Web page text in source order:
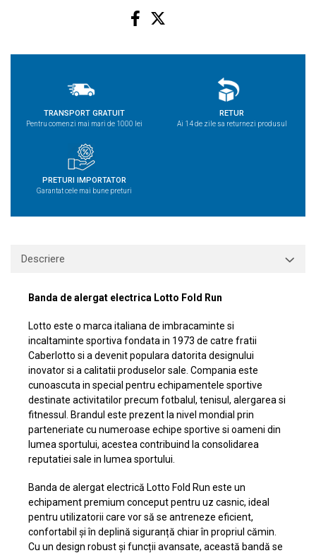
TRANSPORT GRATUIT
Pentru comenzi mai mari de 1000 lei
RETUR
Ai 14 de zile sa returnezi produsul
PRETURI IMPORTATOR
Garantat cele mai bune preturi
Descriere
Banda de alergat electrica Lotto Fold Run
Lotto este o marca italiana de imbracaminte si
incaltaminte sportiva fondata in 1973 de catre fratii
Caberlotto si a devenit populara datorita designului
inovator si a calitatii produselor sale. Compania este
cunoascuta in special pentru echipamentele sportive
destinate activitatilor precum fotbalul, tenisul, alergarea si
fitnessul. Brandul este prezent la nivel mondial prin
parteneriate cu numeroase echipe sportive si oameni din
lumea sportului, acestea contribuind la consolidarea
reputatiei sale in lumea sportului.
Banda de alergat electrică Lotto Fold Run este un
echipament premium conceput pentru uz casnic, ideal
pentru utilizatorii care vor să se antreneze eficient,
confortabil și în deplină siguranță chiar în propriul cămin.
Cu un design robust și funcții avansate, această bandă se